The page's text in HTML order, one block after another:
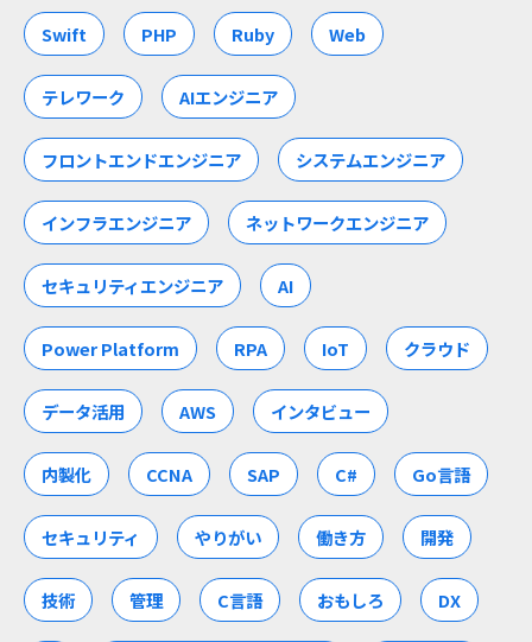
Swift PHP Ruby Web
テレワーク AIエンジニア
フロントエンドエンジニア システムエンジニア
インフラエンジニア ネットワークエンジニア
セキュリティエンジニア AI
Power Platform RPA IoT クラウド
データ活用 AWS インタビュー
内製化 CCNA SAP C# Go言語
セキュリティ やりがい 働き方 開発
技術 管理 C言語 おもしろ DX